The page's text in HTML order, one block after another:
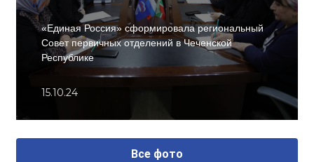
«Единая Россия» сформировала региональный
Совет первичных отделений в Чеченской
Республике
15.10.24
Все фото